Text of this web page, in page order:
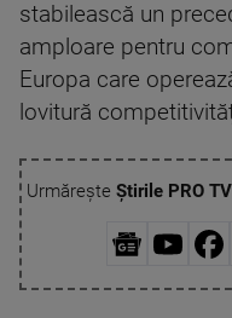
stabilească un
amploare pentru
Europa care
lovitură
Urmărește Știrile PRO TV